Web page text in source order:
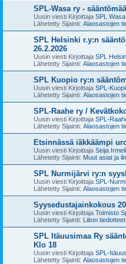
SPL-Wasa ry -
Uusin viesti Kirjoittaja SPL Wasa
Lähetetty Sijainti: Alaosastojen
SPL Helsinki r.y:n
26.2.2026
Uusin viesti Kirjoittaja SPL
Lähetetty Sijainti: Alaosastojen
SPL Kuopio ry:n
Uusin viesti Kirjoittaja SPL-
Lähetetty Sijainti: Alaosastojen
SPL-Raahe ry /
Uusin viesti Kirjoittaja SPL-
Lähetetty Sijainti: Alaosastojen
Etsinnässä iäkkäämpi
Uusin viesti Kirjoittaja Seija
Lähetetty Sijainti: Muut asiat ja
SPL Nurmijärvi ry:n
Uusin viesti Kirjoittaja SPL-
Lähetetty Sijainti: Alaosastojen
Syysedustajainkokous
Uusin viesti Kirjoittaja Toimisto
Lähetetty Sijainti: Liiton tiedotteet
SPL Itäuusimaa Ry
Klo 18
Uusin viesti Kirjoittaja SPL-
Lähetetty Sijainti: Alaosastojen